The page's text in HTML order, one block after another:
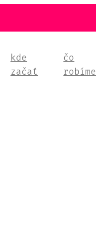
kde
začať
čo
robíme